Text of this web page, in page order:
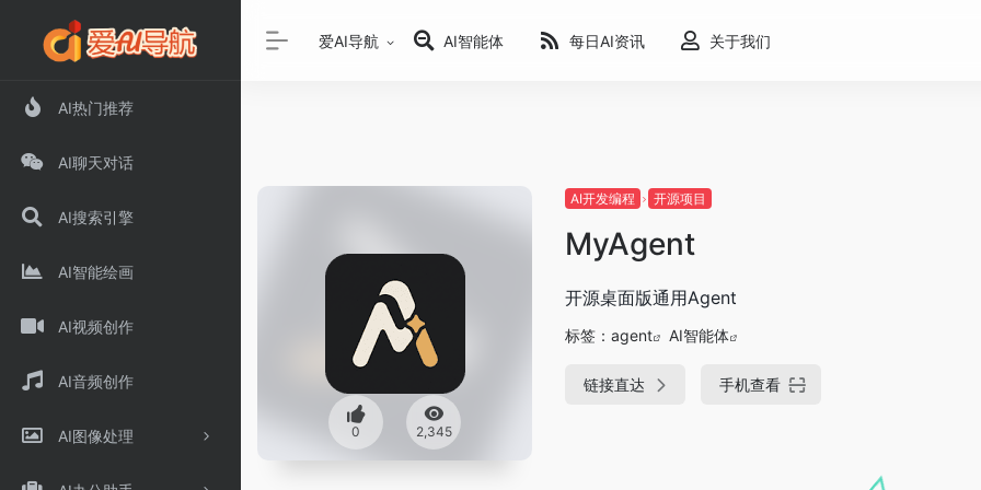
AI热门推荐
AI聊天对话
AI搜索引擎
AI智能绘画
AI视频创作
AI音频创作
AI图像处理
爱AI导航 AI智能体 每日AI资讯 关于我们
0 2,345
AI开发编程 开源项目
​​MyAgent
开源桌面版通用Agent
标签： agent AI智能体
链接直达 手机查看